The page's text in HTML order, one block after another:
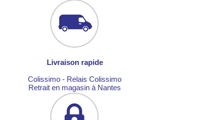
Livraison rapide
Colissimo - Relais Colissimo
Retrait en magasin à Nantes